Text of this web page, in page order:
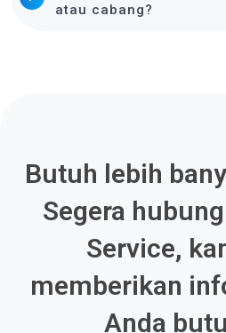
atau cabang?
Butuh lebih
Segera
Service,
memberikan
Anda